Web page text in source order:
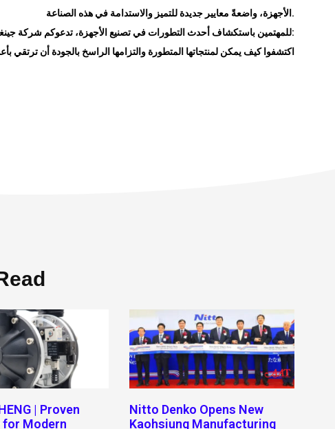
الأجهزة، واضعةً معايير جديدة للتميز والاستدامة في هذه الصناعة .
للمهتمين باستكشاف أحدث التطورات في تصنيع الأجهزة، تدعوكم شركة جينغماس لزيارة موقعها الإلكتروني:
اكتشفوا كيف يمكن لمنتجاتها المتطورة والتزامها الراسخ بالجودة أن ترتقي
| Proven
Modern
Nitto Denko Opens New
Kaohsiung Manufacturing